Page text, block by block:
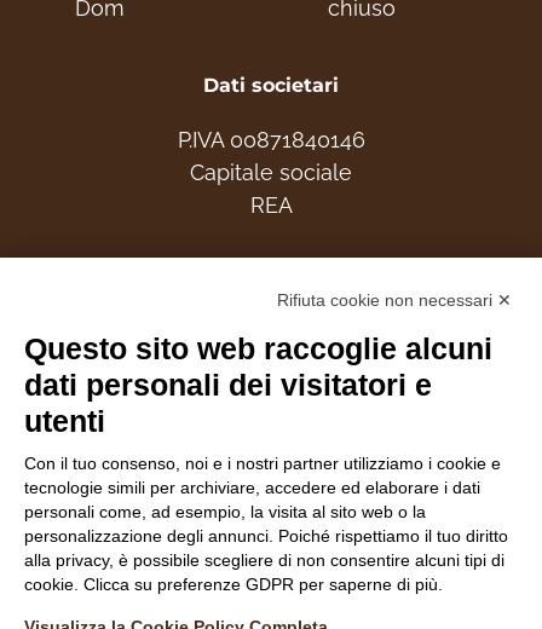
Dom chiuso
Dati societari
P.IVA 00871840146
Capitale sociale
REA
Rifiuta cookie non necessari ✕
Questo sito web raccoglie alcuni
dati personali dei visitatori e
utenti
Con il tuo consenso, noi e i nostri partner utilizziamo i cookie e
tecnologie simili per archiviare, accedere ed elaborare i dati
personali come, ad esempio, la visita al sito web o la
personalizzazione degli annunci. Poiché rispettiamo il tuo diritto
alla privacy, è possibile scegliere di non consentire alcuni tipi di
cookie. Clicca su preferenze GDPR per saperne di più.